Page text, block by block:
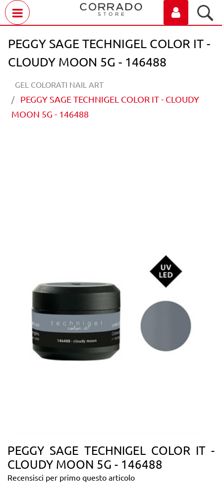
PEGGY SAGE TECHNIGEL COLOR IT -
CLOUDY MOON 5G - 146488
GEL COLORATI NAIL ART
PEGGY SAGE TECHNIGEL COLOR IT - CLOUDY
MOON 5G - 146488
PEGGY SAGE TECHNIGEL COLOR IT -
CLOUDY MOON 5G - 146488
Recensisci per primo questo articolo